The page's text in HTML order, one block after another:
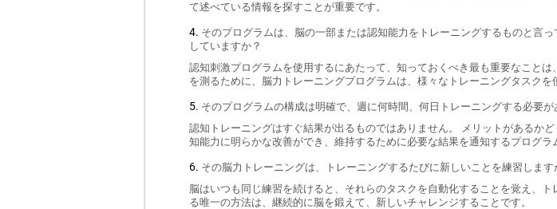
て述べている情報を探すことが重要です。
そのプログラムは、脳の一部または認知能力をトレーニングするものと言
していますか？
認知刺激プログラムを使用するにあたって、知っておくべき最も重要なこと
を測るために、脳力トレーニングプログラムは、様々なトレーニングタスク
そのプログラムの構成は明確で、週に何時間、何日トレーニングする必要
認知トレーニングはすぐ結果が出るものではありません。 メリットがあるか
知能力に明らかな改善ができ、維持するために必要な結果を通知するプログラ
その脳力トレーニングは、トレーニングするたびに新しいことを練習します
脳はいつも同じ練習を続けると、それらのタスクを自動化することを覚え、
る唯一の方法は、継続的に脳を鍛えて、新しいチャレンジすることです。